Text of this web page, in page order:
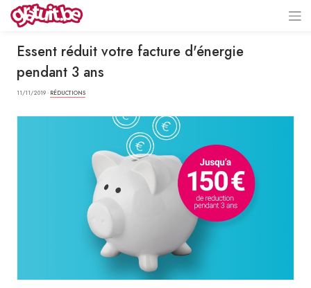
Essent réduit votre facture d'énergie
pendant 3 ans
11/11/2019 · RÉDUCTIONS